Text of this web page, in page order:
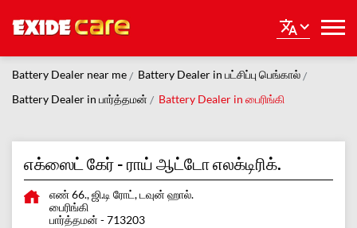
Battery Dealer near me
Battery Dealer in பட்சிப்பு பெங்கால்
Battery Dealer in பார்த்தமன்
Battery Dealer in பைரிங்கி
எக்ஸைட் கேர் - ராய் ஆட்டோ எலக்டிரிக்.
எண் 66., ஜி.டி ரோட், டவுன் ஹால்.
பைரிங்கி
பார்த்தமன் -713203